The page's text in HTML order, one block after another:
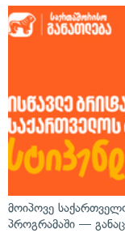
მოიპოვე
პროგრამაში —